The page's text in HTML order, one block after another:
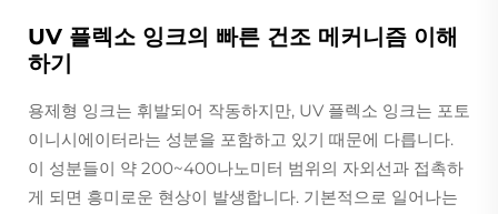
UV 플렉소 잉크의 빠른 건조 메커니즘 이해
하기
용제형 잉크는 휘발되어 작동하지만, UV 플렉소 잉크는 포토
이니시에이터라는 성분을 포함하고 있기 때문에 다릅니다.
이 성분들이 약 200~400나노미터 범위의 자외선과 접촉하
게 되면 흥미로운 현상이 발생합니다. 기본적으로 일어나는